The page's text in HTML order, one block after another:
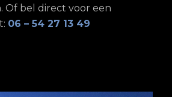
Of bel direct voor een
06 – 54 27 13 49